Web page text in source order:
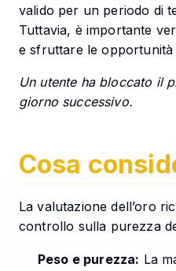
valido per un periodo di
Tuttavia, è importante
e sfruttare le
Un utente ha bloccato il
giorno successivo.
Cosa
La valutazione dell’oro
controllo sulla purezza
Peso e purezza: La